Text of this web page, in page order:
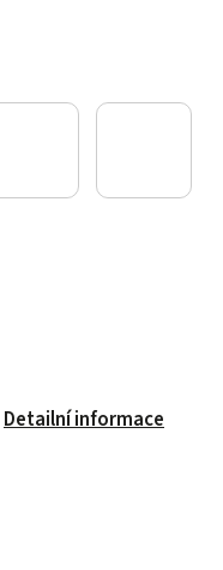
Detailní informace